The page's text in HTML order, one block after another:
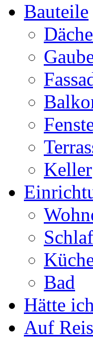
Bauteile
Keller
Bad
Hätte
Auf